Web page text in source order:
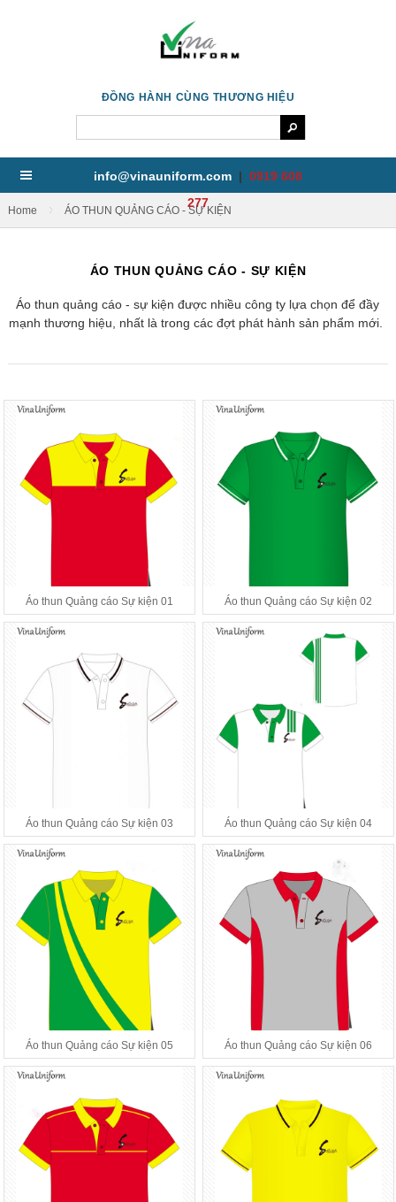
ĐỒNG HÀNH CÙNG THƯƠNG HIỆU
info@vinauniform.com| 0919 608
277
Home / ÁO THUN QUẢNG CÁO - SỰ KIỆN
ÁO THUN QUẢNG CÁO - SỰ KIỆN
Áo thun quảng cáo - sự kiện được nhiều công ty lựa chọn để đầy
mạnh thương hiệu, nhất là trong các đợt phát hành sản phẩm mới.
Áo thun Quảng cáo Sự kiện 01 Áo thun Quảng cáo Sự kiện 02
Áo thun Quảng cáo Sự kiện 03 Áo thun Quảng cáo Sự kiện 04
Áo thun Quảng cáo Sự kiện 05 Áo thun Quảng cáo Sự kiện 06